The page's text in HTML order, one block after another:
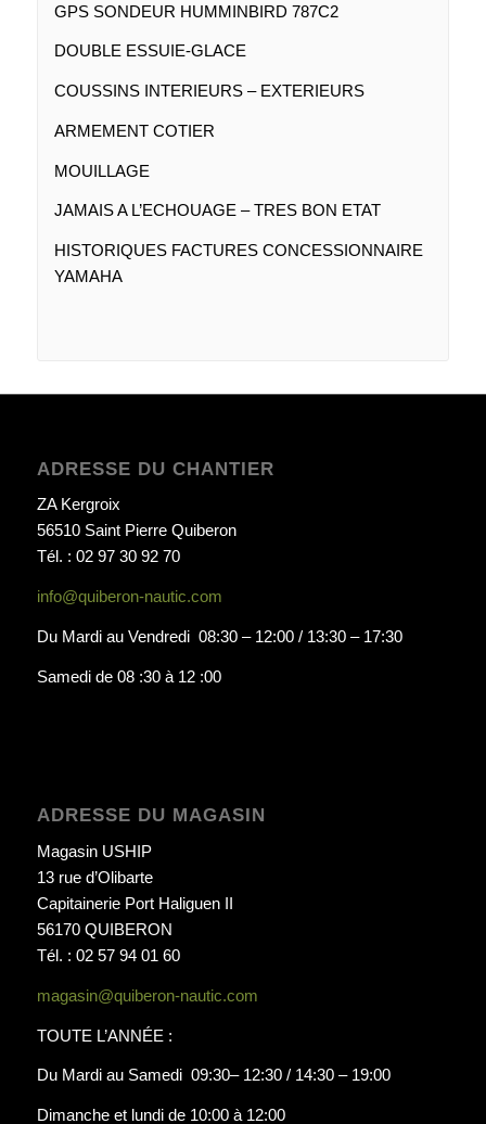
GPS SONDEUR HUMMINBIRD 787C2
DOUBLE ESSUIE-GLACE
COUSSINS INTERIEURS – EXTERIEURS
ARMEMENT COTIER
MOUILLAGE
JAMAIS A L’ECHOUAGE – TRES BON ETAT
HISTORIQUES FACTURES CONCESSIONNAIRE
YAMAHA
ADRESSE DU CHANTIER
ZA Kergroix
56510 Saint Pierre Quiberon
Tél. : 02 97 30 92 70
info@quiberon-nautic.com
Du Mardi au Vendredi 08:30 – 12:00 / 13:30 – 17:30
Samedi de 08 :30 à 12 :00
ADRESSE DU MAGASIN
Magasin USHIP
13 rue d’Olibarte
Capitainerie Port Haliguen II
56170 QUIBERON
Tél. : 02 57 94 01 60
magasin@quiberon-nautic.com
TOUTE L’ANNÉE :
Du Mardi au Samedi 09:30– 12:30 / 14:30 – 19:00
Dimanche et lundi de 10:00 à 12:00